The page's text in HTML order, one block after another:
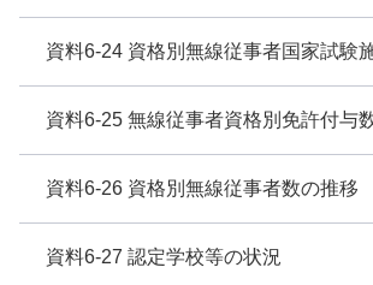
資料6-24 資格別無線従事者国家試験
資料6-25 無線従事者資格別免許付与
資料6-26 資格別無線従事者数の推移
資料6-27 認定学校等の状況